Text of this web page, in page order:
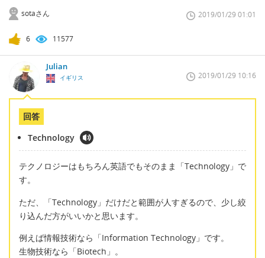
sotaさん 2019/01/29 01:01
6 11577
Julian
イギリス 2019/01/29 10:16
回答
Technology
テクノロジーはもちろん英語でもそのまま「Technology」で
す。
ただ、「Technology」だけだと範囲が人すぎるので、少し絞
り込んだ方がいいかと思います。
例えば情報技術なら「Information Technology」です。
生物技術なら「Biotech」。